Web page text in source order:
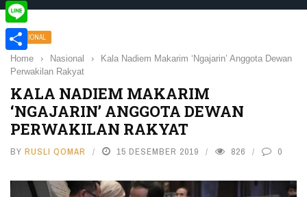
NASIONAL
Home › Nasional ›
Kala Nadiem Makarim ‘Ngajarin’ Anggota Dewan
Perwakilan Rakyat
KALA NADIEM MAKARIM
‘NGAJARIN’ ANGGOTA DEWAN
PERWAKILAN RAKYAT
BY RUSLI QOMAR 15 DESEMBER 2019 826 0
Twitter
Line
Share